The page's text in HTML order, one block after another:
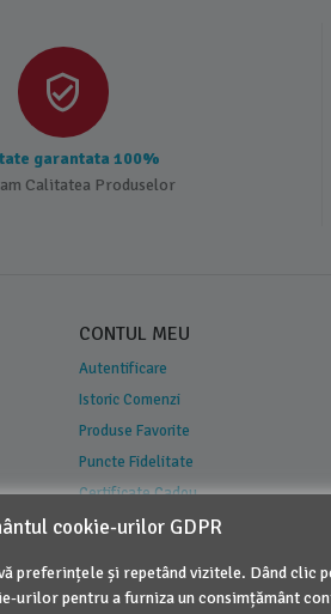
garantata 100%
Calitatea Produselor
CONTUL MEU
Autentificare
Istoric Comenzi
Produse Favorite
Puncte Fidelitate
Certificate Cadou
cookie-urilor GDPR
și repetând vizitele. Dând clic
urilor pentru a furniza un consimțământ